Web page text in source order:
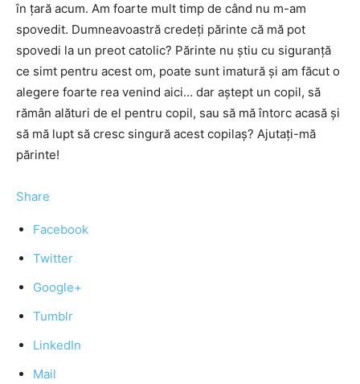
în țară acum. Am foarte mult timp de când nu m-am
spovedit. Dumneavoastră credeți părinte că mă pot
spovedi la un preot catolic? Părinte nu știu cu siguranță
ce simt pentru acest om, poate sunt imatură și am făcut o
alegere foarte rea venind aici… dar aștept un copil, să
rămân alături de el pentru copil, sau să mă întorc acasă și
să mă lupt să cresc singură acest copilaș? Ajutați-mă
părinte!
Share
Facebook
Twitter
Google+
Tumblr
LinkedIn
Mail